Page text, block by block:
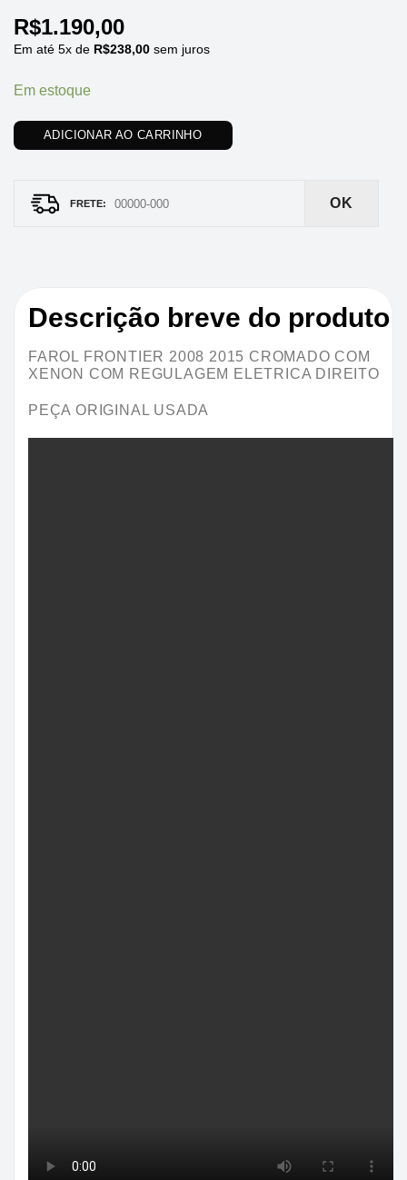
R$1.190,00
Em até 5x de R$238,00 sem juros
Em estoque
ADICIONAR AO CARRINHO
OK
Descrição breve do produto
FAROL FRONTIER 2008 2015 CROMADO COM
XENON COM REGULAGEM ELETRICA DIREITO
PEÇA ORIGINAL USADA